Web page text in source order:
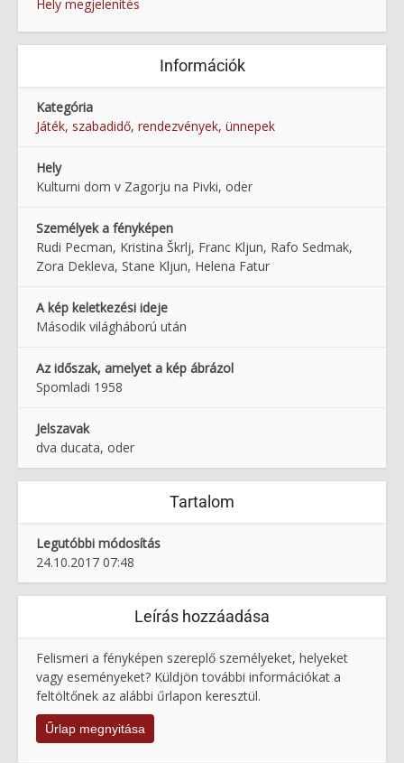
Hely megjelenítés
Információk
Kategória
Játék, szabadidő, rendezvények, ünnepek
Hely
Kulturni dom v Zagorju na Pivki, oder
Személyek a fényképen
Rudi Pecman, Kristina Škrlj, Franc Kljun, Rafo Sedmak,
Zora Dekleva, Stane Kljun, Helena Fatur
A kép keletkezési ideje
Második világháború után
Az időszak, amelyet a kép ábrázol
Spomladi 1958
Jelszavak
dva ducata, oder
Tartalom
Legutóbbi módosítás
24.10.2017 07:48
Leírás hozzáadása
Felismeri a fényképen szereplő személyeket, helyeket
vagy eseményeket? Küldjön további információkat a
feltöltőnek az alábbi űrlapon keresztül.
Űrlap megnyitása